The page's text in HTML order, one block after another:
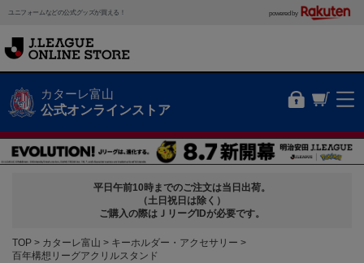
ユニフォームなどの公式グッズが買える！ powered by
カターレ富山
公式オンラインストア
平日午前10時までのご注文は当日出荷。
（土日祝日は除く）
ご購入の際はＪリーグIDが必要です。
TOP カターレ富山
キーホルダー・アクセサリー
百年構想リーグアクリルスタンド